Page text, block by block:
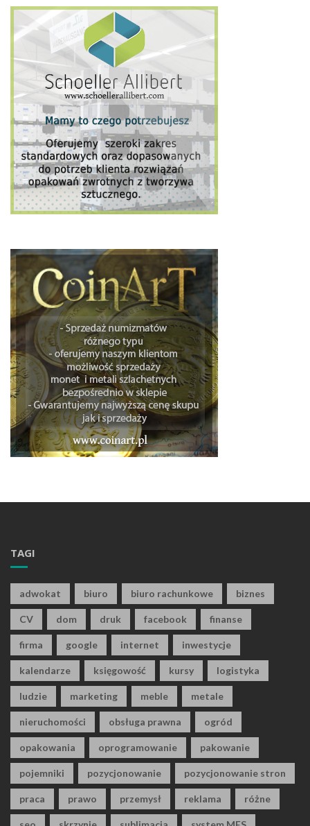
TAGI
adwokat biuro biuro rachunkowe biznes
CV dom druk facebook finanse
firma google internet inwestycje
kalendarze księgowość kursy logistyka
ludzie marketing meble metale
nieruchomości obsługa prawna ogród
opakowania oprogramowanie pakowanie
pojemniki pozycjonowanie pozycjonowanie stron
praca prawo przemysł reklama różne